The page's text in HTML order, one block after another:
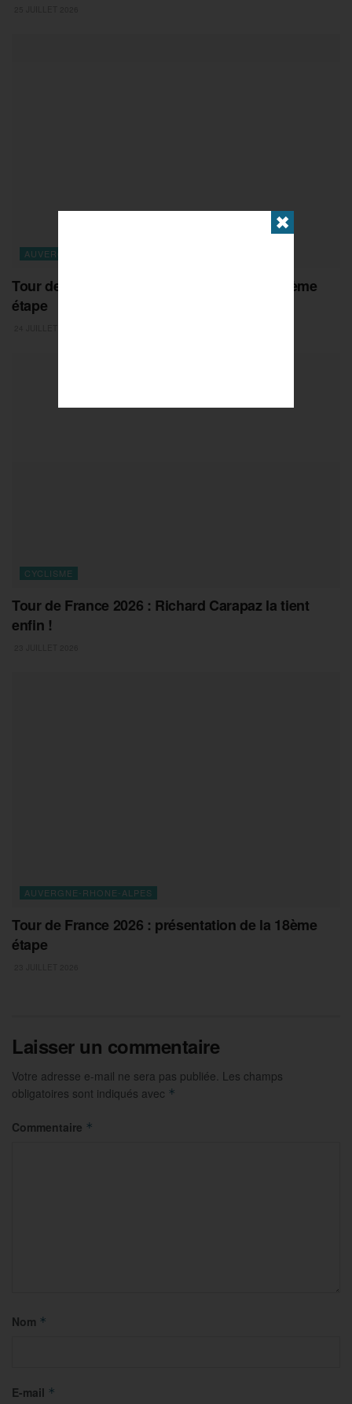
AUVERGNE-RHONE-ALPES
Tour de France 2026 : présentation de la 19ème
étape
CYCLISME
Tour de France 2026 : Richard Carapaz la tient
enfin !
AUVERGNE-RHONE-ALPES
Tour de France 2026 : présentation de la 18ème
étape
Laisser un commentaire
Votre adresse e-mail ne sera pas publiée. Les champs
obligatoires sont indiqués avec *
Commentaire *
Nom *
E-mail *
✖